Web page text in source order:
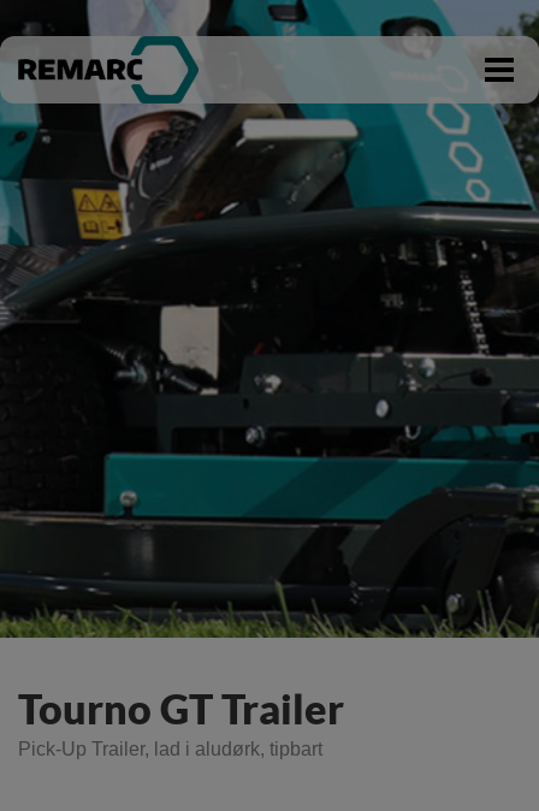
Tøm kurv
Tourno GT Trailer
Pick-Up Trailer, lad i aludørk, tipbart